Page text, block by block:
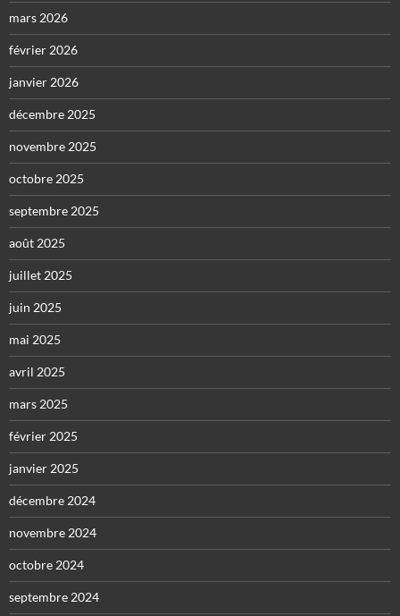
mars 2026
février 2026
janvier 2026
décembre 2025
novembre 2025
octobre 2025
septembre 2025
août 2025
juillet 2025
juin 2025
mai 2025
avril 2025
mars 2025
février 2025
janvier 2025
décembre 2024
novembre 2024
octobre 2024
septembre 2024